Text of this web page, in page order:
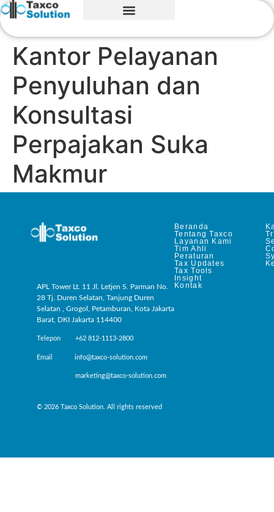
Kantor Pelayanan
Penyuluhan dan
Konsultasi
Perpajakan Suka
Makmur
APL Tower Lt. 11 Jl. Letjen S. Parman No.
28 Tj. Duren Selatan, Tanjung Duren
Selatan , Grogol, Petamburan, Kota Jakarta
Barat, DKI Jakarta 114400
Telepon +62 812-1113-2800
Email info@taxco-solution.com
marketing@taxco-solution.com
© 2026 Taxco Solution. All rights reserved
Beranda
Tentang Taxco
Layanan Kami
Tim Ahli
Peraturan
Tax Updates
Tax Tools
Insight
Kontak